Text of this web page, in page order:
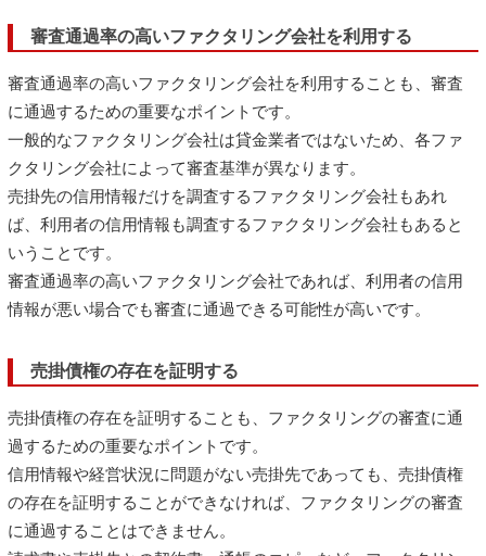
審査通過率の高いファクタリング会社を利用する
審査通過率の高いファクタリング会社を利用することも、審査
に通過するための重要なポイントです。
一般的なファクタリング会社は貸金業者ではないため、各ファ
クタリング会社によって審査基準が異なります。
売掛先の信用情報だけを調査するファクタリング会社もあれ
ば、利用者の信用情報も調査するファクタリング会社もあると
いうことです。
審査通過率の高いファクタリング会社であれば、利用者の信用
情報が悪い場合でも審査に通過できる可能性が高いです。
売掛債権の存在を証明する
売掛債権の存在を証明することも、ファクタリングの審査に通
過するための重要なポイントです。
信用情報や経営状況に問題がない売掛先であっても、売掛債権
の存在を証明することができなければ、ファクタリングの審査
に通過することはできません。